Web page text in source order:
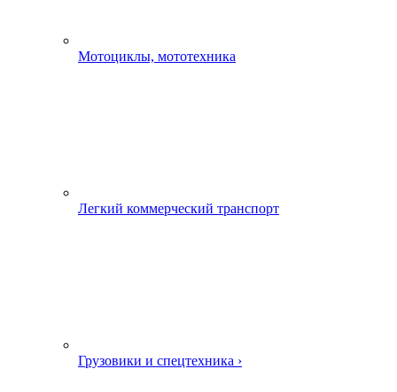
Мотоциклы, мототехника
Легкий коммерческий транспорт
Грузовики и спецтехника ›